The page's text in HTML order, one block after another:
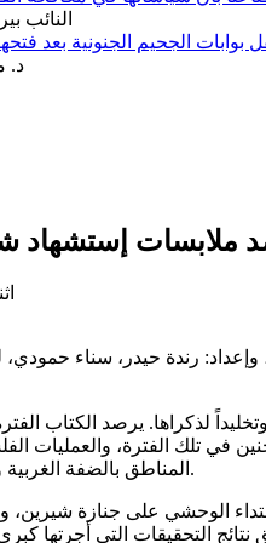
بوابات الجحيم الجنونية بعد فتحها
ملابسات إستشهاد
رندة حيدر، سناء
لذكراها. يرصد الكتاب
في تلك الفترة، والعمليات
المناطق بالضفة الغربية وفي المدن الإسرائيلية.
الوحشي على جنازة شيرين،
التحقيقات التي أجرتها